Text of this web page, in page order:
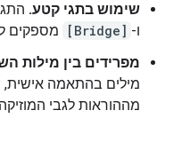
שימוש בתגי קטע.
ו- [Bridge]
מספקים
מפרידים בין מילות
מילים בהתאמה אישית,
מההוראות לגבי